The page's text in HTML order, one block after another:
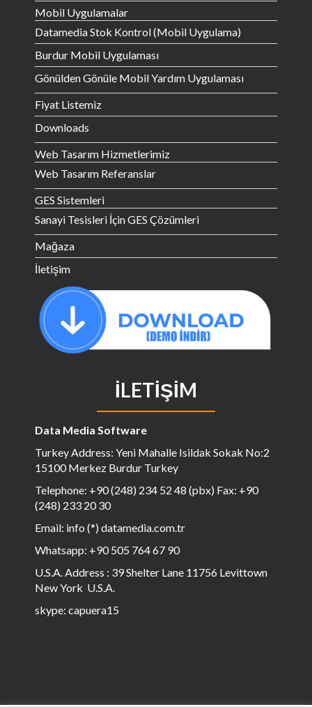
Mobil Uygulamalar
Datamedia Stok Kontrol (Mobil Uygulama)
Burdur Mobil Uygulaması
Gönülden Gönüle Mobil Yardım Uygulaması
Fiyat Listemiz
Downloads
Web Tasarım Hizmetlerimiz
Web Tasarım Referanslar
GES Sistemleri
Sanayi Tesisleri İçin GES Çözümleri
Mağaza
İletişim
İLETIŞIM
Data Media Software
Turkey Address: Yeni Mahalle Isildak Sokak No:2
15100 Merkez Burdur Turkey
Telephone: +90 (248) 234 52 48 (pbx) Fax: +90
(248) 233 20 30
Email: info (*) datamedia.com.tr
Whatsapp: +90 505 764 67 90
U.S.A. Address : 39 Shelter Lane 11756 Levittown
New York U.S.A.
skype: capuera15